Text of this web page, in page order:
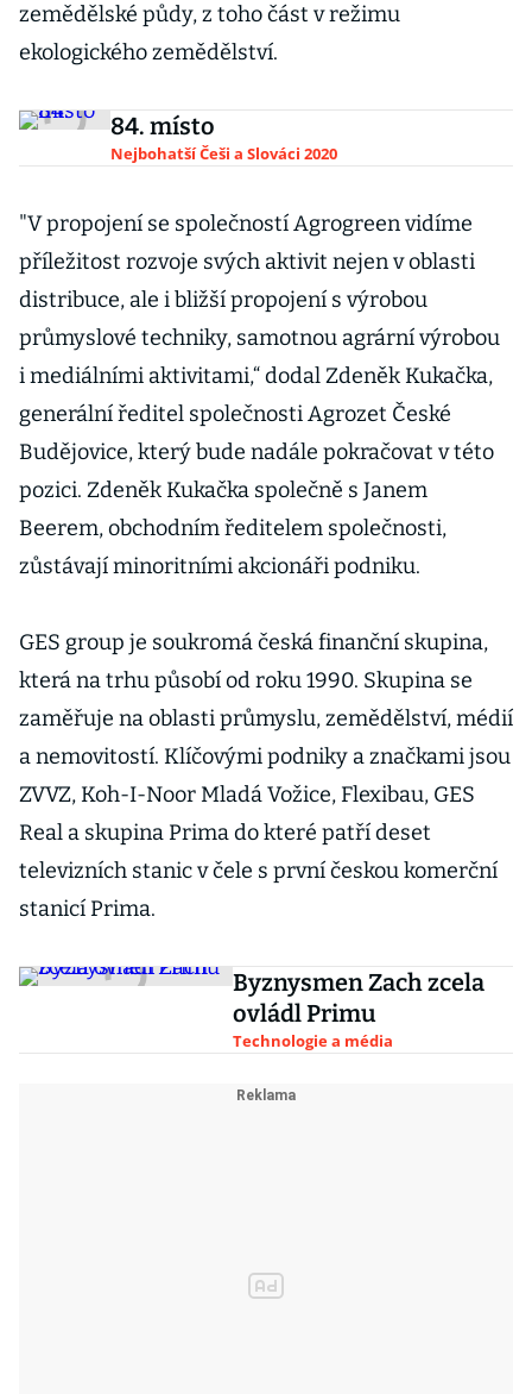
zemědělské půdy, z toho část v režimu
ekologického zemědělství.
84. místo
Nejbohatší Češi a Slováci 2020
"V propojení se společností Agrogreen vidíme
příležitost rozvoje svých aktivit nejen v oblasti
distribuce, ale i bližší propojení s výrobou
průmyslové techniky, samotnou agrární výrobou
i mediálními aktivitami,“ dodal Zdeněk Kukačka,
generální ředitel společnosti Agrozet České
Budějovice, který bude nadále pokračovat v této
pozici. Zdeněk Kukačka společně s Janem
Beerem, obchodním ředitelem společnosti,
zůstávají minoritními akcionáři podniku.
GES group je soukromá česká finanční skupina,
která na trhu působí od roku 1990. Skupina se
zaměřuje na oblasti průmyslu, zemědělství, médií
a nemovitostí. Klíčovými podniky a značkami jsou
ZVVZ, Koh-I-Noor Mladá Vožice, Flexibau, GES
Real a skupina Prima do které patří deset
televizních stanic v čele s první českou komerční
stanicí Prima.
Byznysmen Zach zcela
ovládl Primu
Technologie a média